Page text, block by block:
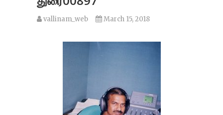
vallinam_web March 15, 2018